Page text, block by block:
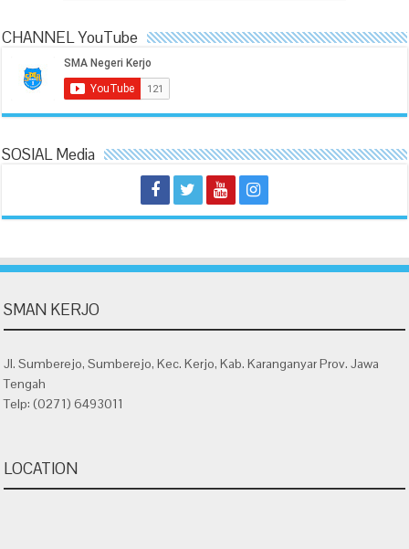
CHANNEL YouTube
SOSIAL Media
SMAN KERJO
Jl. Sumberejo, Sumberejo, Kec. Kerjo, Kab. Karanganyar Prov. Jawa
Tengah
Telp: (0271) 6493011
LOCATION